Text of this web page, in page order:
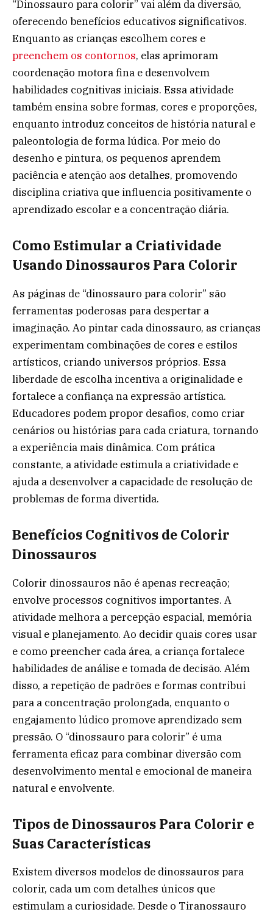
“Dinossauro para colorir” vai além da diversão,
oferecendo benefícios educativos significativos.
Enquanto as crianças escolhem cores e
preenchem os contornos, elas aprimoram
coordenação motora fina e desenvolvem
habilidades cognitivas iniciais. Essa atividade
também ensina sobre formas, cores e proporções,
enquanto introduz conceitos de história natural e
paleontologia de forma lúdica. Por meio do
desenho e pintura, os pequenos aprendem
paciência e atenção aos detalhes, promovendo
disciplina criativa que influencia positivamente o
aprendizado escolar e a concentração diária.
Como Estimular a Criatividade
Usando Dinossauros Para Colorir
As páginas de “dinossauro para colorir” são
ferramentas poderosas para despertar a
imaginação. Ao pintar cada dinossauro, as crianças
experimentam combinações de cores e estilos
artísticos, criando universos próprios. Essa
liberdade de escolha incentiva a originalidade e
fortalece a confiança na expressão artística.
Educadores podem propor desafios, como criar
cenários ou histórias para cada criatura, tornando
a experiência mais dinâmica. Com prática
constante, a atividade estimula a criatividade e
ajuda a desenvolver a capacidade de resolução de
problemas de forma divertida.
Benefícios Cognitivos de Colorir
Dinossauros
Colorir dinossauros não é apenas recreação;
envolve processos cognitivos importantes. A
atividade melhora a percepção espacial, memória
visual e planejamento. Ao decidir quais cores usar
e como preencher cada área, a criança fortalece
habilidades de análise e tomada de decisão. Além
disso, a repetição de padrões e formas contribui
para a concentração prolongada, enquanto o
engajamento lúdico promove aprendizado sem
pressão. O “dinossauro para colorir” é uma
ferramenta eficaz para combinar diversão com
desenvolvimento mental e emocional de maneira
natural e envolvente.
Tipos de Dinossauros Para Colorir e
Suas Características
Existem diversos modelos de dinossauros para
colorir, cada um com detalhes únicos que
estimulam a curiosidade. Desde o Tiranossauro